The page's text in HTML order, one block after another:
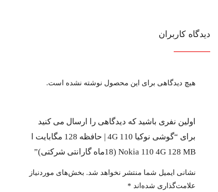
دیدگاه کاربران
هیچ دیدگاهی برای این محصول نوشته نشده است.
اولین نفری باشید که دیدگاهی را ارسال می کنید
برای “گوشی نوکیا 110 4G | حافظه 128 مگابایت ا
Nokia 110 4G 128 MB (18ماه گارانتی شرکتی)”
نشانی ایمیل شما منتشر نخواهد شد. بخش‌های موردنیاز
علامت‌گذاری شده‌اند *